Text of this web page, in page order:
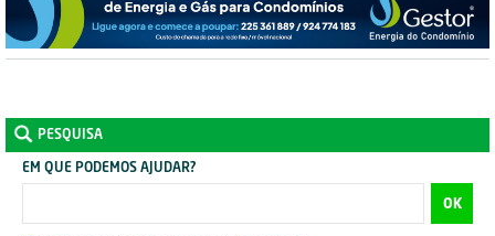
PESQUISA
EM QUE PODEMOS AJUDAR?
OK